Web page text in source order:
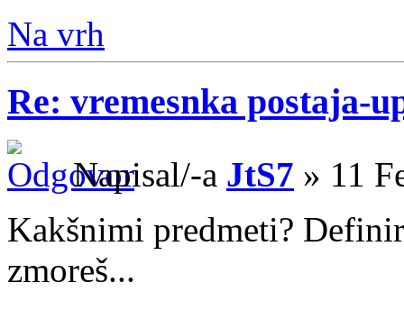
Na vrh
Re: vremesnka postaja-
Napisal/-a JtS7 » 11
Kakšnimi predmeti?
zmoreš...